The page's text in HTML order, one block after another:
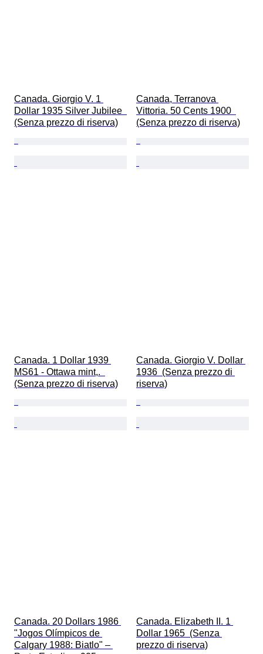
Canada. Giorgio V. 1
Dollar 1935 Silver Jubilee
(Senza prezzo di riserva)
Canada, Terranova
Vittoria. 50 Cents 1900
(Senza prezzo di riserva)
Canada. 1 Dollar 1939
MS61 - Ottawa mint,.
(Senza prezzo di riserva)
Canada. Giorgio V. Dollar
1936  (Senza prezzo di
riserva)
Canada. 20 Dollars 1986
"Jogos Olímpicos de
Calgary 1988: Biatlo" –
Canada. Elizabeth II. 1
Dollar 1965  (Senza
prezzo di riserva)